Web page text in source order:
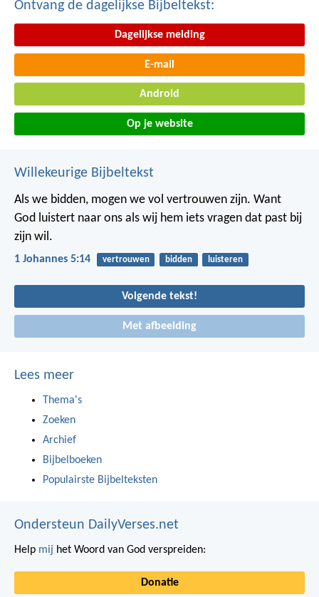
Ontvang de dagelijkse Bijbeltekst:
Dagelijkse melding
E-mail
Android
Op je website
Willekeurige Bijbeltekst
Als we bidden, mogen we vol vertrouwen zijn. Want
God luistert naar ons als wij hem iets vragen dat past bij
zijn wil.
1 Johannes 5:14 vertrouwen bidden luisteren
Volgende tekst!
Met afbeelding
Lees meer
Thema's
Zoeken
Archief
Bijbelboeken
Populairste Bijbelteksten
Ondersteun DailyVerses.net
Help mij het Woord van God verspreiden:
Donatie